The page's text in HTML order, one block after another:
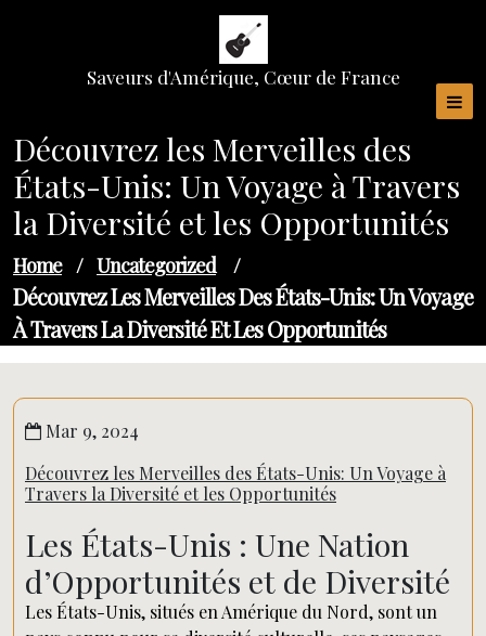
Saveurs d'Amérique, Cœur de France
Découvrez les Merveilles des
États-Unis: Un Voyage à Travers
la Diversité et les Opportunités
Home / Uncategorized /
Découvrez Les Merveilles Des États-Unis: Un Voyage
À Travers La Diversité Et Les Opportunités
Mar 9, 2024
Découvrez les Merveilles des États-Unis: Un Voyage à
Travers la Diversité et les Opportunités
Les États-Unis : Une Nation
d’Opportunités et de Diversité
Les États-Unis, situés en Amérique du Nord, sont un